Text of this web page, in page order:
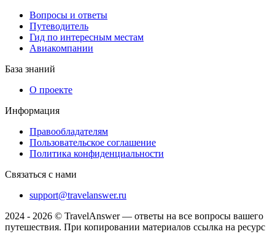
Вопросы и ответы
Путеводитель
Гид по интересным местам
Авиакомпании
База знаний
О проекте
Информация
Правообладателям
Пользовательское соглашение
Политика конфиденциальности
Связаться с нами
support@travelanswer.ru
2024 - 2026 © TravelAnswer — ответы на все вопросы вашего
путешествия. При копировании материалов ссылка на ресурс